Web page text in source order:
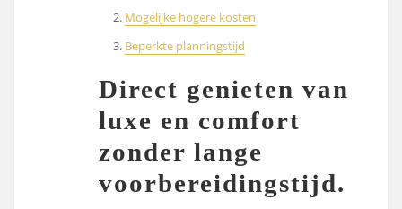
Mogelijke hogere kosten
Beperkte planningstijd
Direct genieten van
luxe en comfort
zonder lange
voorbereidingstijd.